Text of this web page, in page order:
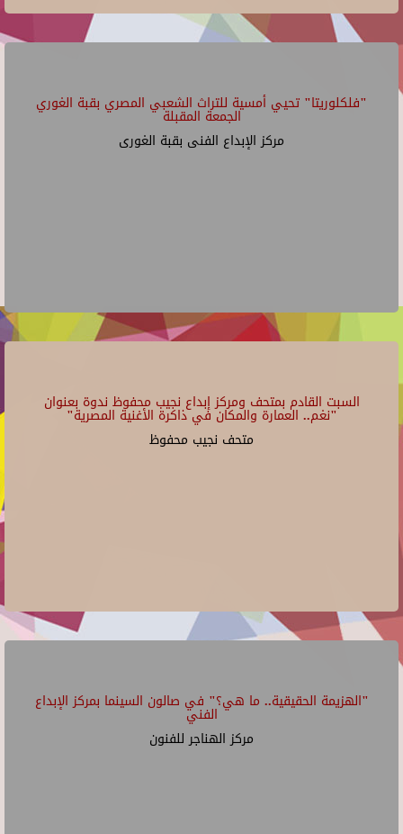
"فلكلوريتا" تحيي أمسية للتراث الشعبي المصري بقبة الغوري
الجمعة المقبلة
مركز الإبداع الفنى بقبة الغورى
السبت القادم بمتحف ومركز إبداع نجيب محفوظ ندوة بعنوان
"نغم.. العمارة والمكان في ذاكرة الأغنية المصرية"
متحف نجيب محفوظ
"الهزيمة الحقيقية.. ما هي؟" في صالون السينما بمركز الإبداع
الفني
مركز الهناجر للفنون